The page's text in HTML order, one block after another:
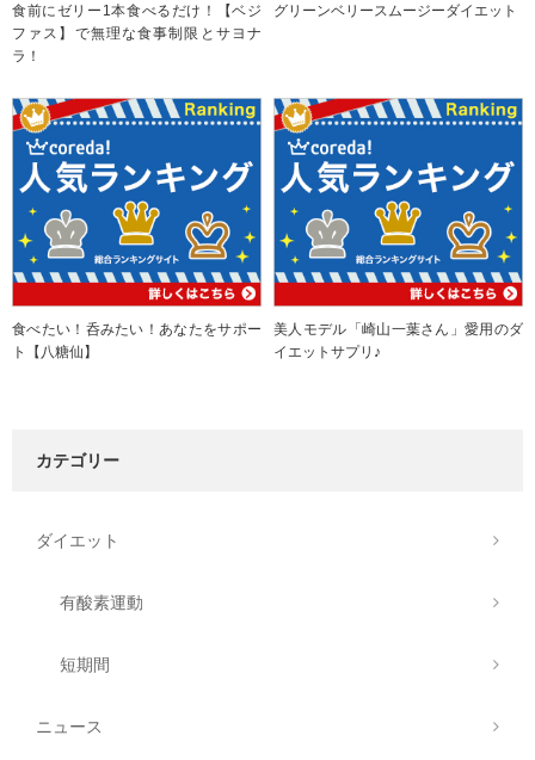
食前にゼリー1本食べるだけ！【ベジ
ファス】で無理な食事制限とサヨナ
ラ！
グリーンベリースムージーダイエット
食べたい！呑みたい！あなたをサポー
ト【八糖仙】
美人モデル「崎山一葉さん」愛用のダ
イエットサプリ♪
カテゴリー
ダイエット
有酸素運動
短期間
ニュース